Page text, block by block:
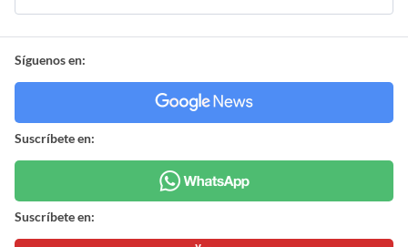
Síguenos en:
Suscríbete en:
Suscríbete en: